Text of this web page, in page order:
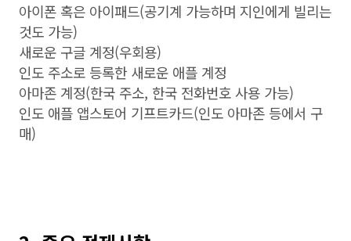
아이폰 혹은 아이패드(공기계 가능하며 지인에게 빌리는
것도 가능)
새로운 구글 계정(우회용)
인도 주소로 등록한 새로운 애플 계정
아마존 계정(한국 주소, 한국 전화번호 사용 가능)
인도 애플 앱스토어 기프트카드(인도 아마존 등에서 구
매)